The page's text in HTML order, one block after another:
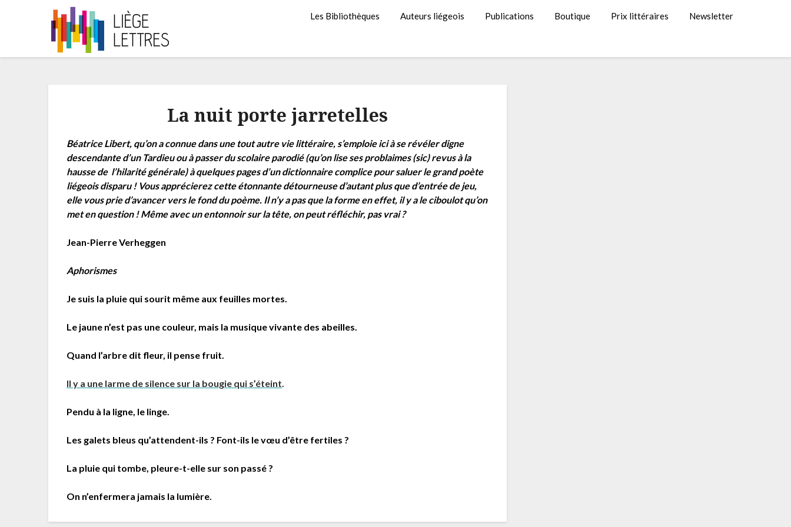
Les Bibliothèques Auteurs liégeois Publications Boutique Prix littéraires Newsletter
La nuit porte jarretelles
Béatrice Libert, qu’on a connue dans une tout autre vie littéraire, s’emploie ici à se révéler digne
descendante d’un Tardieu ou à passer du scolaire parodié (qu’on lise ses problaimes (sic) revus à la
hausse de l’hilarité générale) à quelques pages d’un dictionnaire complice pour saluer le grand poète
liégeois disparu ! Vous apprécierez cette étonnante détourneuse d’autant plus que d’entrée de jeu,
elle vous prie d’avancer vers le fond du poème. Il n’y a pas que la forme en effet, il y a le ciboulot qu’on
met en question ! Même avec un entonnoir sur la tête, on peut réfléchir, pas vrai ?
Jean-Pierre Verheggen
Aphorismes
Je suis la pluie qui sourit même aux feuilles mortes.
Le jaune n’est pas une couleur, mais la musique vivante des abeilles.
Quand l’arbre dit fleur, il pense fruit.
Il y a une larme de silence sur la bougie qui s’éteint.
Pendu à la ligne, le linge.
Les galets bleus qu’attendent-ils ? Font-ils le vœu d’être fertiles ?
La pluie qui tombe, pleure-t-elle sur son passé ?
On n’enfermera jamais la lumière.